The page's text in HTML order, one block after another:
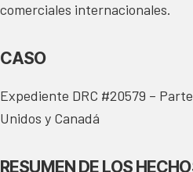
comerciales internacionales.
CASO
Expediente DRC #20579 –
Unidos y Canadá
RESUMEN DE LOS